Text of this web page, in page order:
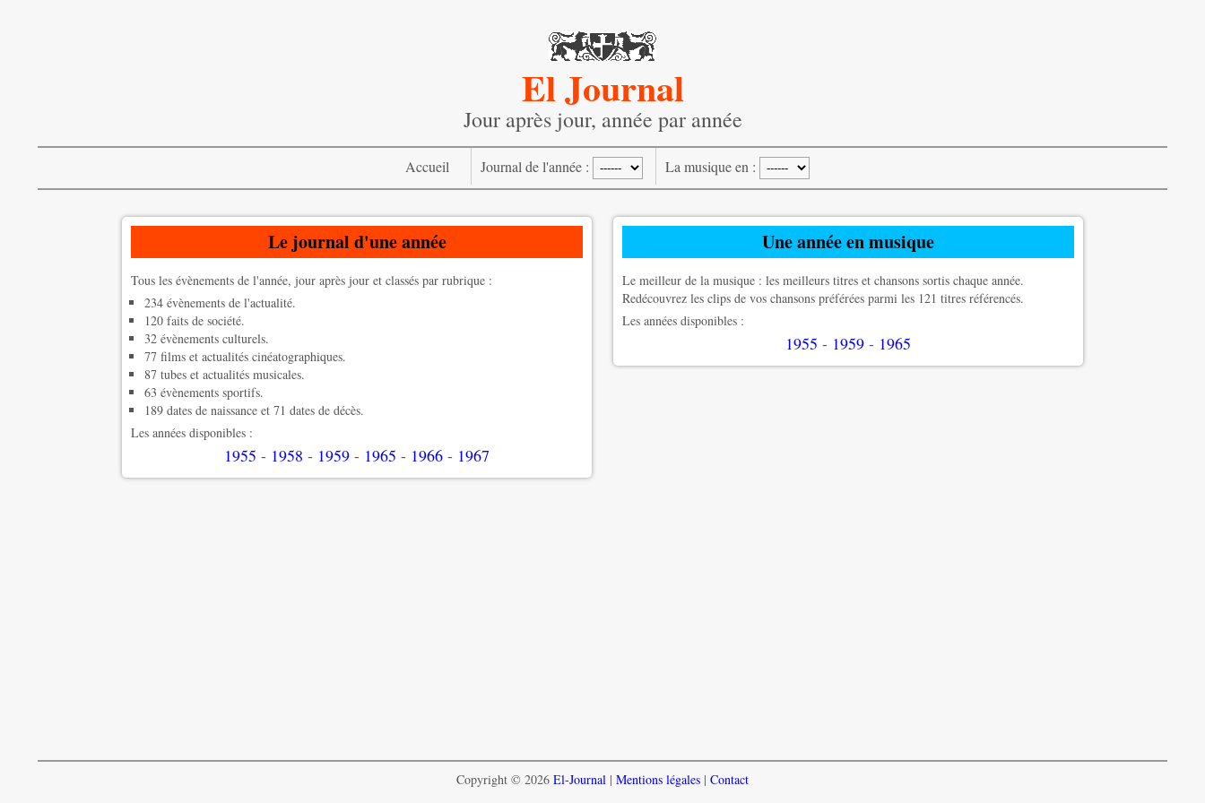
El Journal
Jour après jour, année par année
Accueil Journal de l'année : La musique en :
Le journal d'une année
Tous les évènements de l'année, jour après jour et classés par rubrique :
234 évènements de l'actualité.
120 faits de société.
32 évènements culturels.
77 films et actualités cinéatographiques.
87 tubes et actualités musicales.
63 évènements sportifs.
189 dates de naissance et 71 dates de décès.
Les années disponibles :
1955 - 1958 - 1959 - 1965 - 1966 - 1967
Une année en musique
Le meilleur de la musique : les meilleurs titres et chansons sortis chaque année.
Redécouvrez les clips de vos chansons préférées parmi les 121 titres référencés.
Les années disponibles :
1955 - 1959 - 1965
Copyright © 2026 El-Journal | Mentions légales | Contact